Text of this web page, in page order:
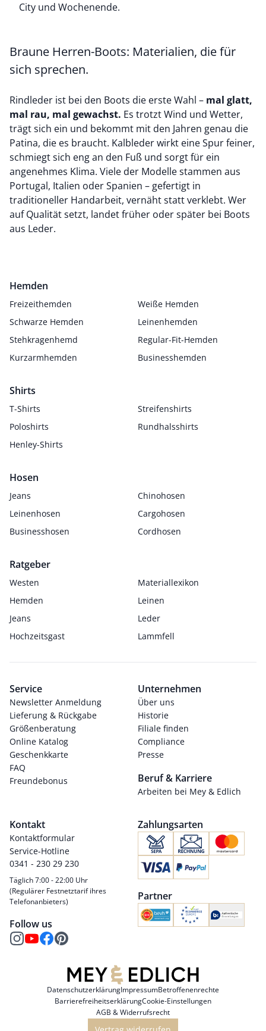
City und Wochenende.
Braune Herren-Boots: Materialien, die für
sich sprechen.
Rindleder ist bei den Boots die erste Wahl – mal glatt,
mal rau, mal gewachst. Es trotzt Wind und Wetter,
trägt sich ein und bekommt mit den Jahren genau die
Patina, die es braucht. Kalbleder wirkt eine Spur feiner,
schmiegt sich eng an den Fuß und sorgt für ein
angenehmes Klima. Viele der Modelle stammen aus
Portugal, Italien oder Spanien – gefertigt in
traditioneller Handarbeit, vernäht statt verklebt. Wer
auf Qualität setzt, landet früher oder später bei Boots
aus Leder.
Hemden
Freizeithemden
Weiße Hemden
Schwarze Hemden
Leinenhemden
Stehkragenhemd
Regular-Fit-Hemden
Kurzarmhemden
Businesshemden
Shirts
T-Shirts
Streifenshirts
Poloshirts
Rundhalsshirts
Henley-Shirts
Hosen
Jeans
Chinohosen
Leinenhosen
Cargohosen
Businesshosen
Cordhosen
Ratgeber
Westen
Materiallexikon
Hemden
Leinen
Jeans
Leder
Hochzeitsgast
Lammfell
Service
Newsletter Anmeldung
Lieferung & Rückgabe
Größenberatung
Online Katalog
Geschenkkarte
FAQ
Freundebonus
Unternehmen
Über uns
Historie
Filiale finden
Compliance
Presse
Beruf & Karriere
Arbeiten bei Mey & Edlich
Kontakt
Kontaktformular
Service-Hotline
0341 - 230 29 230
Täglich 7:00 - 22:00 Uhr
(Regulärer Festnetztarif ihres
Telefonanbieters)
Follow us
Zahlungsarten
Partner
DatenschutzerklärungImpressumBetroffenenrechte
BarrierefreiheitserklärungCookie-Einstellungen
AGB & Widerrufsrecht